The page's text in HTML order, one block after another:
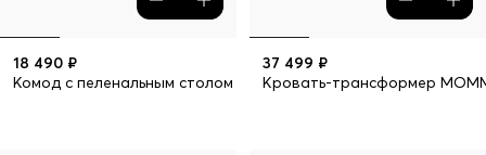
18 490 ₽
Комод с пеленальным столом FIOKI V2
37 499 ₽
Кровать-трансформер